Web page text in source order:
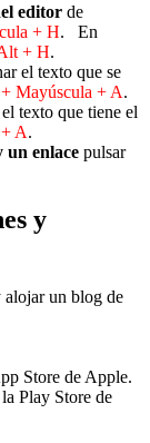
editor de
+ H. En
+ H.
el texto que se
Mayúscula + A.
texto que tiene el
A.
un enlace pulsar
y
alojar un blog de
Store de Apple.
la Play Store de